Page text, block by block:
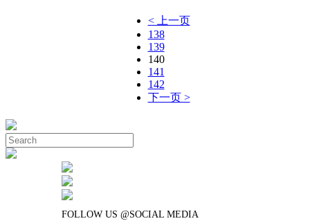
< 上一页
138
139
140
141
142
下一页 >
FOLLOW US @SOCIAL MEDIA